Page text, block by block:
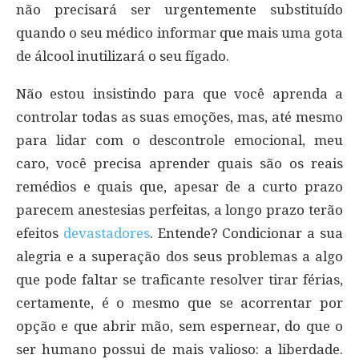
não precisará ser urgentemente substituído
quando o seu médico informar que mais uma gota
de álcool inutilizará o seu fígado.
Não estou insistindo para que você aprenda a
controlar todas as suas emoções, mas, até mesmo
para lidar com o descontrole emocional, meu
caro, você precisa aprender quais são os reais
remédios e quais que, apesar de a curto prazo
parecem anestesias perfeitas, a longo prazo terão
efeitos devastadores. Entende? Condicionar a sua
alegria e a superação dos seus problemas a algo
que pode faltar se traficante resolver tirar férias,
certamente, é o mesmo que se acorrentar por
opção e que abrir mão, sem espernear, do que o
ser humano possui de mais valioso: a liberdade.